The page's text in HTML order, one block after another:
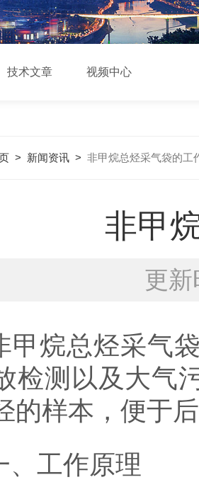
技术文章 视频中心
> 新闻资讯> 非甲烷总烃采气袋的工
非甲
更
总烃采气袋
检测以及大气
的样本，便于
工作原理